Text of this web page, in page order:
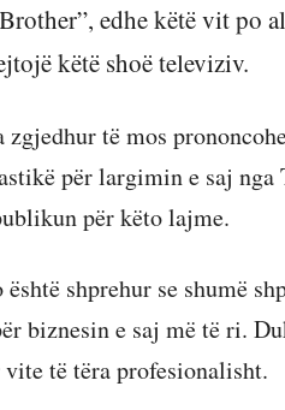
edhe këtë vit po
këtë shoë televiziv.
të mos
për largimin e saj nga
për këto lajme.
shprehur se shumë
biznesin e saj më të ri.
të tëra profesionalisht.